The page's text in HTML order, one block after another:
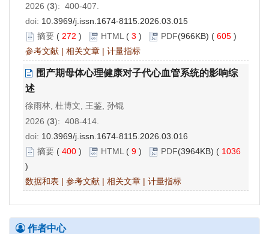
2026 (3): 400-407.
doi: 10.3969/j.issn.1674-8115.2026.03.015
摘要 ( 272 ) HTML ( 3 ) PDF(966KB) ( 605 )
参考文献 | 相关文章 | 计量指标
围产期母体心理健康对子代心血管系统的影响综
述
徐雨林, 杜博文, 王鉴, 孙锟
2026 (3): 408-414.
doi: 10.3969/j.issn.1674-8115.2026.03.016
摘要 ( 400 ) HTML ( 9 ) PDF(3964KB) ( 1036
)
数据和表 | 参考文献 | 相关文章 | 计量指标
作者中心